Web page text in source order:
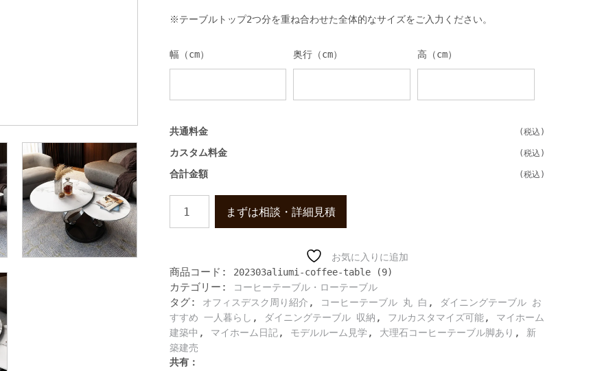
※テーブルトップ2つ分を重ね合わせた全体的なサイズをご入力ください。
幅（cm） 奥行（cm） 高（cm）
共通料金
カスタム料金
合計金額
な
石
テ
ィ
ー
テ
ー
ブ
まずは相談・詳細見積
お気に入りに追加
商品コード: 202303aliumi-coffee-table (9)
カテゴリー: コーヒーテーブル・ローテーブル
タグ: オフィスデスク周り紹介 , コーヒーテーブル 丸 白 ,
ダイニングテーブル お
すすめ 一人暮らし , ダイニングテーブル 収納 , フルカスタマイズ可能,
マイホーム
建築中 , マイホーム日記, モデルルーム見学 , 大理石コーヒーテーブル脚あり ,
新
築建売
共有：